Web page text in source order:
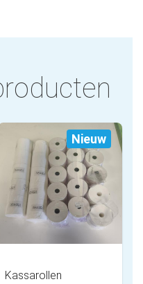
Nieuw
Kassarollen